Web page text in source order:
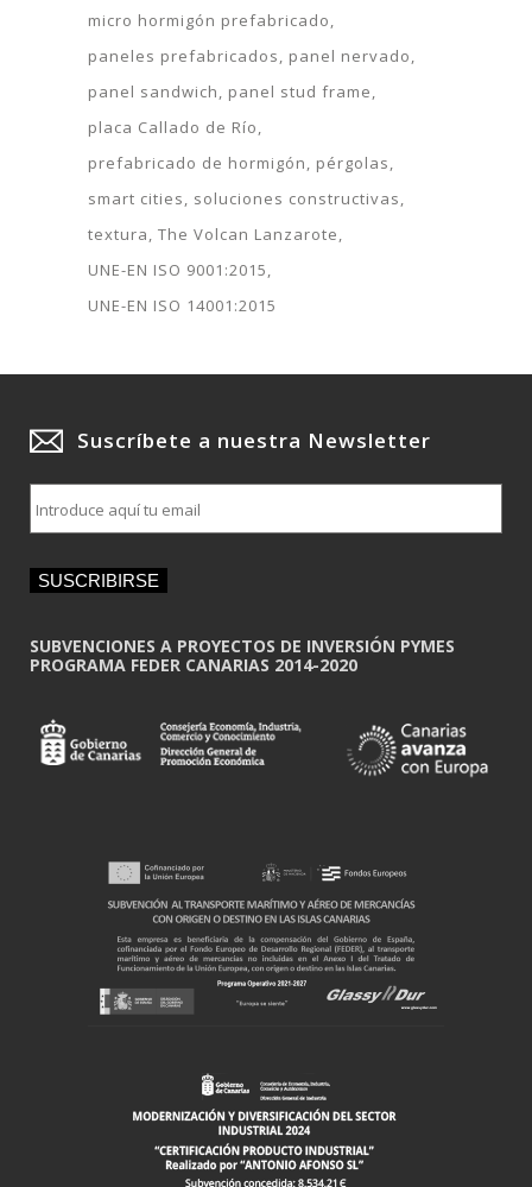
micro hormigón prefabricado
paneles prefabricados
panel nervado
panel sandwich
panel stud frame
placa Callado de Río
prefabricado de hormigón
pérgolas
smart cities
soluciones constructivas
textura The Volcan Lanzarote
UNE-EN ISO 9001:2015
UNE-EN ISO 14001:2015
Suscríbete a nuestra Newsletter
m
a
SUSCRIBIRSE
SUBVENCIONES A PROYECTOS DE INVERSIÓN PYMES
PROGRAMA FEDER CANARIAS 2014-2020